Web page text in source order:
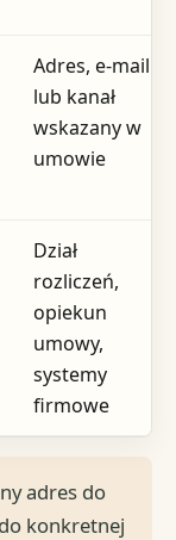
Adres, e-mail
lub kanał
wskazany w
umowie
Dział
rozliczeń,
opiekun
umowy,
systemy
firmowe
adres do
konkretnej